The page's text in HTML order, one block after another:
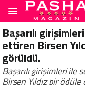
Başarılı
ettiren Birsen
görüldü.
Başarılı girişimleri ile
Birsen Yıldız bir